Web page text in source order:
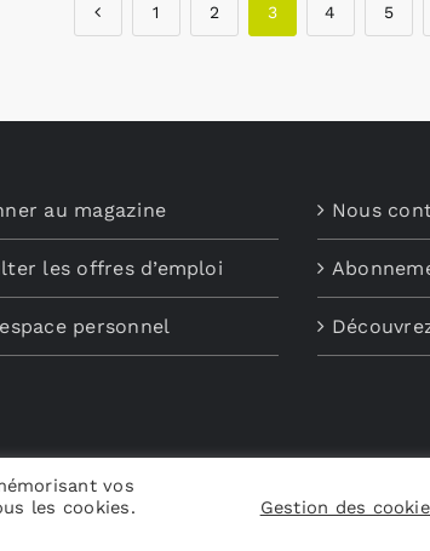
1 2 3 4 5
au magazine
les offres d’emploi
personnel
Nous
vos
les cookies.
Gestion des